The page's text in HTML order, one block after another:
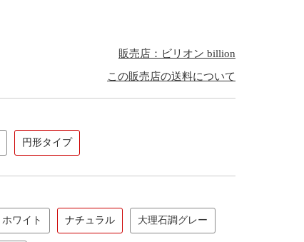
販売店：ビリオン billion
この販売店の送料について
円形タイプ
ホワイト ナチュラル 大理石調グレー